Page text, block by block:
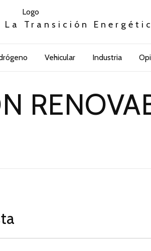
Transición
Vehicular Industria